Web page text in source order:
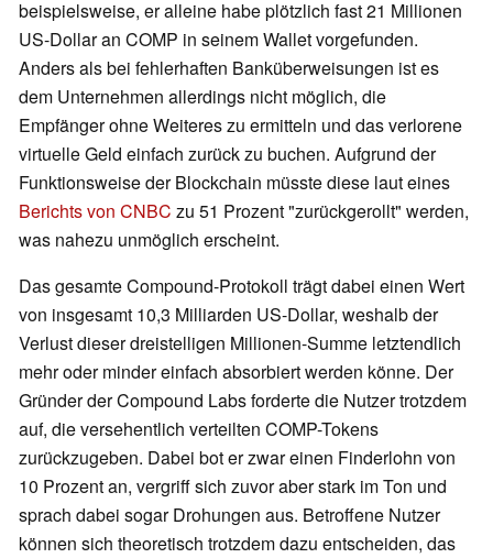
beispielsweise, er alleine habe plötzlich fast 21 Millionen
US-Dollar an COMP in seinem Wallet vorgefunden.
Anders als bei fehlerhaften Banküberweisungen ist es
dem Unternehmen allerdings nicht möglich, die
Empfänger ohne Weiteres zu ermitteln und das verlorene
virtuelle Geld einfach zurück zu buchen. Aufgrund der
Funktionsweise der Blockchain müsste diese laut eines
Berichts von CNBC zu 51 Prozent "zurückgerollt" werden,
was nahezu unmöglich erscheint.
Das gesamte Compound-Protokoll trägt dabei einen Wert
von insgesamt 10,3 Milliarden US-Dollar, weshalb der
Verlust dieser dreistelligen Millionen-Summe letztendlich
mehr oder minder einfach absorbiert werden könne. Der
Gründer der Compound Labs forderte die Nutzer trotzdem
auf, die versehentlich verteilten COMP-Tokens
zurückzugeben. Dabei bot er zwar einen Finderlohn von
10 Prozent an, vergriff sich zuvor aber stark im Ton und
sprach dabei sogar Drohungen aus. Betroffene Nutzer
können sich theoretisch trotzdem dazu entscheiden, das